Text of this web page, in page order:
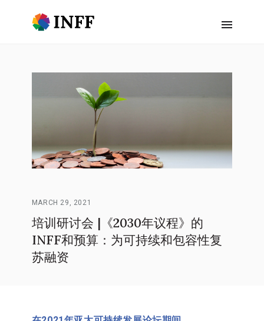
MARCH 29, 2021
培训研讨会 |《2030年议程》的
INFF和预算：为可持续和包容性复
苏融资